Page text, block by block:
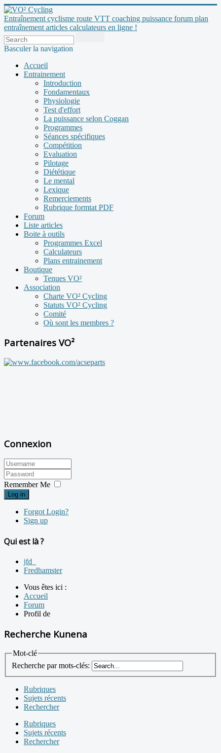
Entraînement cyclisme route VTT coaching puissance forum plan
entraînement articles calculateurs en ligne !
Basculer la navigation
Accueil
Entrainement
Introduction
Fondamentaux
Physiologie
Test d'effort
La puissance selon Coggan
Programmes
Séances spécifiques
Compétition
Evaluation
Pilotage
Diététique
Le mental
Lexique
Remerciements
Rubrique formtat PDF
Forum
Liste articles
Boite à outils
Programmes Excel
Calculateurs
Plans entrainement
Boutique
Tenues VO²
Association
Charte VO² Cycling
Statuts VO² Cycling
Comité
Où sont les membres ?
Partenaires VO²
Connexion
Remember Me
Log in
Forgot Login?
Sign up
Qui est là ?
jfd_
Fredhamster
Vous êtes ici :
Accueil
Forum
Profil de
Recherche Kunena
Mot-clé
Recherche par mots-clés:
Rubriques
Sujets récents
Rechercher
Rubriques
Sujets récents
Rechercher